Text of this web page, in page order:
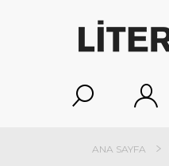
ANA SAYFA